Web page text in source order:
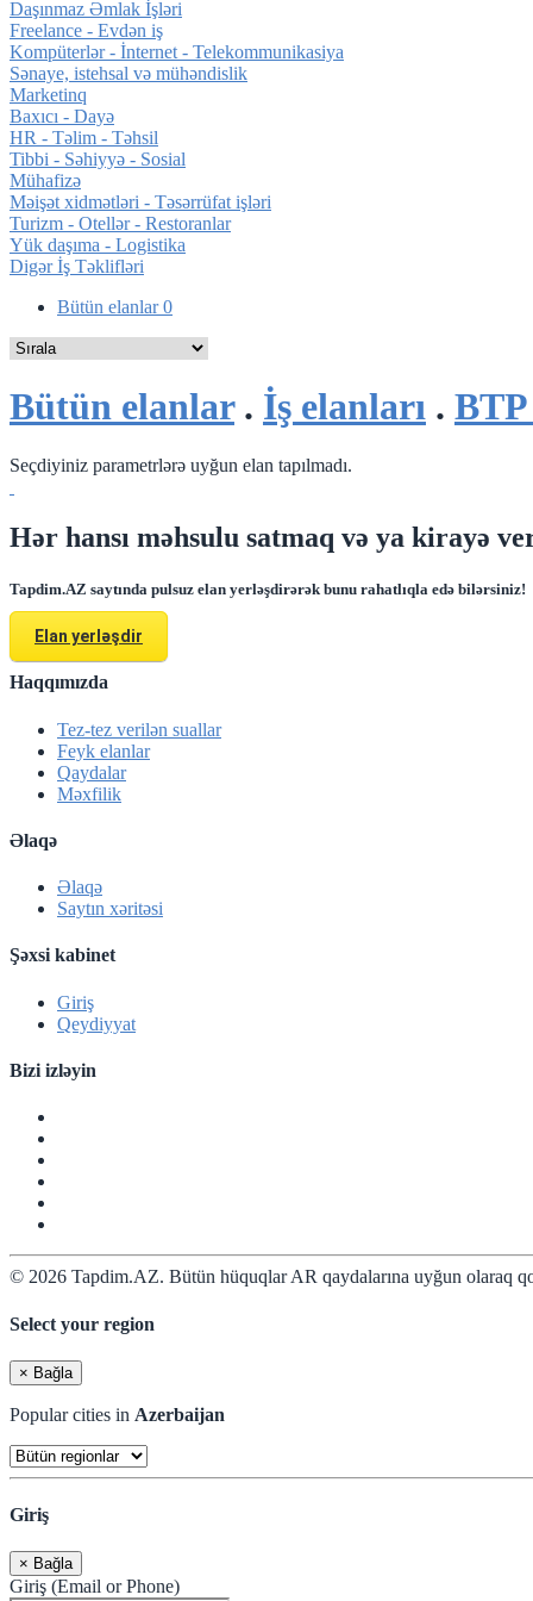
Daşınmaz Əmlak İşləri
Freelance - Evdən iş
Kompüterlər - İnternet - Telekommunikasiya
Sənaye, istehsal və mühəndislik
Marketinq
Baxıcı - Dayə
HR - Təlim - Təhsil
Tibbi - Səhiyyə - Sosial
Mühafizə
Məişət xidmətləri - Təsərrüfat işləri
Turizm - Otellər - Restoranlar
Yük daşıma - Logistika
Digər İş Təklifləri
Bütün elanlar0
Bütün elanlar. İş elanları .
Seçdiyiniz parametrlərə uyğun elan tapılmadı.
Hər hansı məhsulu satmaq və ya kirayə
Tapdim.AZ saytında pulsuz elan yerləşdirərək bunu rahatlıqla edə bilərsiniz!
Elan yerləşdir
Haqqımızda
Tez-tez verilən suallar
Feyk elanlar
Qaydalar
Məxfilik
Əlaqə
Əlaqə
Saytın xəritəsi
Şəxsi kabinet
Giriş
Qeydiyyat
Bizi izləyin
© 2026 Tapdim.AZ. Bütün hüquqlar AR qaydalarına uyğun olaraq
Select your region
× Bağla
Popular cities in Azerbaijan
Giriş
× Bağla
Giriş (Email or Phone)